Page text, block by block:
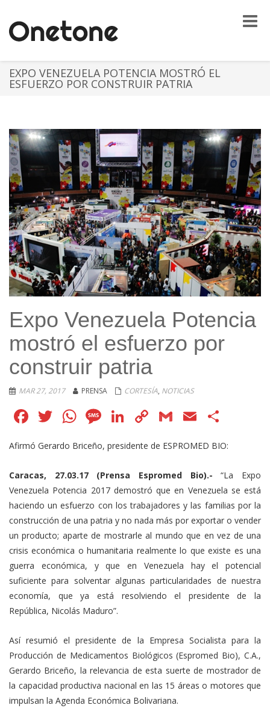
Toggle
EXPO VENEZUELA POTENCIA MOSTRÓ EL
ESFUERZO POR CONSTRUIR PATRIA
Expo Venezuela Potencia
mostró el esfuerzo por
construir patria
MAR 27, 2017 PRENSA CORTESÍA, NOTICIAS
Facebook
Twitter
WhatsApp
Message
LinkedIn
Copy
Link
GmailEmail
Afirmó Gerardo Briceño, presidente de ESPROMED BIO:
Caracas, 27.03.17 (Prensa Espromed Bio).-“La Expo
Venezuela Potencia 2017 demostró que en Venezuela se está
haciendo un esfuerzo con los trabajadores y las familias por la
construcción de una patria y no nada más por exportar o vender
un producto; aparte de mostrarle al mundo que en vez de una
crisis económica o humanitaria realmente lo que existe es una
guerra económica, y que en Venezuela hay el potencial
suficiente para solventar algunas particularidades de nuestra
economía, que ya está resolviendo el presidente de la
República, Nicolás Maduro”.
Así resumió el presidente de la Empresa Socialista para la
Producción de Medicamentos Biológicos (Espromed Bio), C.A.,
Gerardo Briceño, la relevancia de esta suerte de mostrador de
la capacidad productiva nacional en las 15 áreas o motores que
impulsan la Agenda Económica Bolivariana.